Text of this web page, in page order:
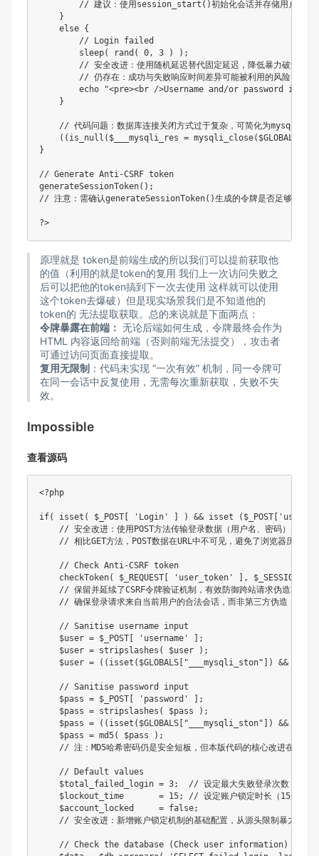
// 建议：使用session_start()初始化会话并存储用户认证
}
else {
// Login failed
sleep( rand ( 0, 3 ) ) ;
// 安全改进：使用随机延迟替代固定延迟，降低暴力破解效率
// 仍存在：成功与失败响应时间差异可能被利用的风险
echo
"<pre><br />Username and/or password
}
// 代码问题：数据库连接关闭方式过于复杂，可简化为
( ( is_null ( $___mysqli_res = mysqli_close( $GLOBALS
}
// Generate Anti-CSRF token
generateSessionToken( ) ;
// 注意：需确认generateSessionToken()生成的令牌是否足够随机且
?>
原理就是 token是前端生成的所以我们可以提前获取他
的值（利用的就是token的复用 我们上一次访问失败之
后可以把他的token搞到下一次去使用 这样就可以使用
这个token去爆破）但是现实场景我们是不知道他的
token的 无法提取获取。总的来说就是下面两点：
令牌暴露在前端： 无论后端如何生成，令牌最终会作为
HTML 内容返回给前端（否则前端无法提交），攻击者
可通过访问页面直接提取。
复用无限制：代码未实现 “一次有效” 机制，同一令牌可
在同一会话中反复使用，无需每次重新获取，失败不失
效。
Impossible
查看源码
<?php
if( isset ( $_POST 'Login' ) && isset ( $_POST
// 安全改进：使用POST方法传输登录数据（用户名、密码）
// 相比GET方法，POST数据在URL中不可见，避免了浏览器历史、
// Check Anti-CSRF token
checkToken( $_REQUEST 'user_token' , $_SESSION
// 保留并延续了CSRF令牌验证机制，有效防御跨站请求伪造攻击
// 确保登录请求来自当前用户的合法会话，而非第三方伪造
// Sanitise username input
$user = $_POST 'username'
;
$user = stripslashes ( $user ) ;
$user = ( ( isset ( $GLOBALS "___mysqli_ston" ) &&
// Sanitise password input
$pass = $_POST 'password'
;
$pass = stripslashes ( $pass ) ;
$pass = ( ( isset ( $GLOBALS "___mysqli_ston" ) &&
$pass = md5( $pass ) ;
// 注：MD5哈希密码仍是安全短板，但本版代码的核心改进在其他
// Default values
$total_failed_login = 3;
// 设定最大失败登录次数（3次）
$lockout_time
= 15;
// 设定账户锁定时长（15分钟）
$account_locked
= false;
// 安全改进：新增账户锁定机制的基础配置，从源头限制暴力破解
// Check the database (Check user information)